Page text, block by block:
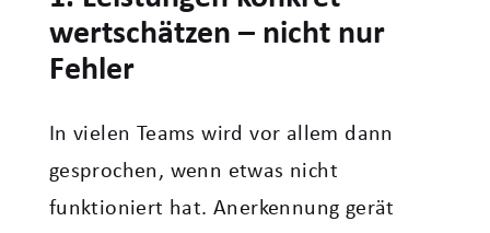
wertschätzen – nicht nur
Fehler
In vielen Teams wird vor allem dann
gesprochen, wenn etwas nicht
funktioniert hat. Anerkennung gerät